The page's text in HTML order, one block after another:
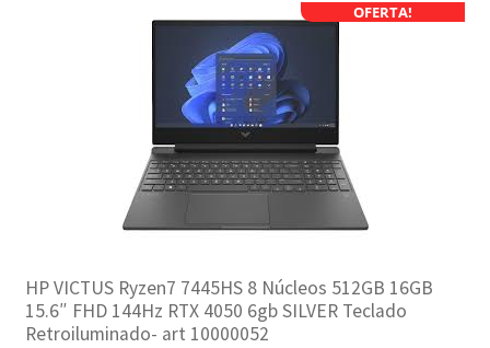
OFERTA!
HP VICTUS Ryzen7 7445HS 8 Núcleos 512GB 16GB
15.6″ FHD 144Hz RTX 4050 6gb SILVER Teclado
Retroiluminado- art 10000052